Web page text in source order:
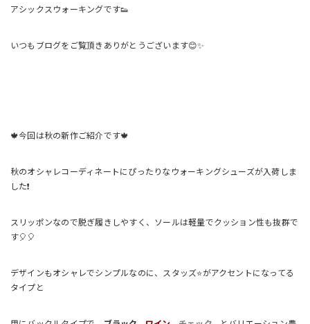
アシックスウォーキングです👟
いつもブログをご覧頂きありがとうございます😊✨
🍁今回は秋の新作ご紹介です🍁
秋のオシャレコーディネートにぴったりなウォーキングシューズが入荷しま
した❗️
スリッポンなので脱ぎ履きしやすく、ソールは軽量でクッション性も抜群で
す🎈🎈
デザインもオシャレでシンプルなのに、スタッズ⭐️がアクセントになってる
タイプと